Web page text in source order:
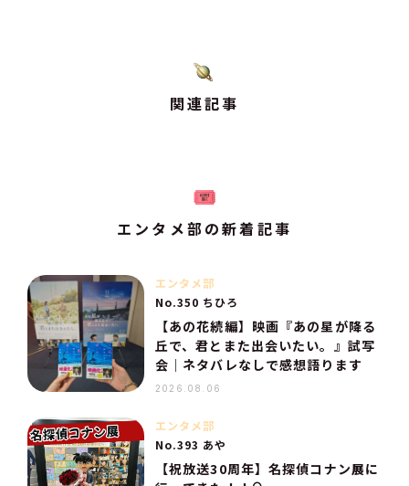
関連記事
エンタメ部の新着記事
エンタメ部
No.350 ちひろ
【あの花続編】映画『あの星が降る
丘で、君とまた出会いたい。』試写
会｜ネタバレなしで感想語ります
2026.08.06
エンタメ部
No.393 あや
【祝放送30周年】名探偵コナン展に